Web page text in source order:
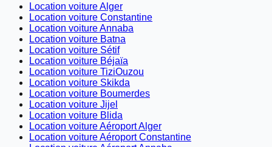
Location voiture Alger
Location voiture Constantine
Location voiture Annaba
Location voiture Batna
Location voiture Sétif
Location voiture Béjaïa
Location voiture TiziOuzou
Location voiture Skikda
Location voiture Boumerdes
Location voiture Jijel
Location voiture Blida
Location voiture Aéroport Alger
Location voiture Aéroport Constantine